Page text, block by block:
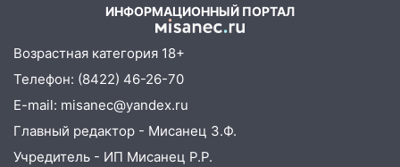
На улице Радищева сбили
курьера: крупная авария в Ульяновске
15:15 Проводил до квартиры и ограбил:
новый кавалер женщины оказался
рецидивистом
14:26 В Ульяновске ограничат движение
по улице Ефремова
ИНФОРМАЦИОННЫЙ ПОРТАЛ
Возрастная категория 18+
Телефон: (8422) 46-26-70
E-mail: misanec@yandex.ru
Главный редактор - Мисанец З.Ф.
Учредитель - ИП Мисанец Р.Р.